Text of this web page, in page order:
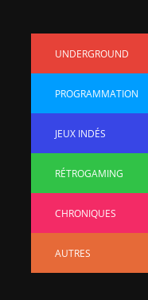
UNDERGROUND
PROGRAMMATION
JEUX INDÉS
RÉTROGAMING
CHRONIQUES
AUTRES